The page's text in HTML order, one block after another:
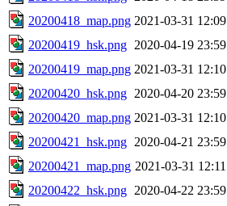
20200418_map.png 2021-03-31 12:09
20200419_hsk.png 2020-04-19 23:59
20200419_map.png 2021-03-31 12:10
20200420_hsk.png 2020-04-20 23:59
20200420_map.png 2021-03-31 12:10
20200421_hsk.png 2020-04-21 23:59
20200421_map.png 2021-03-31 12:11
20200422_hsk.png 2020-04-22 23:59